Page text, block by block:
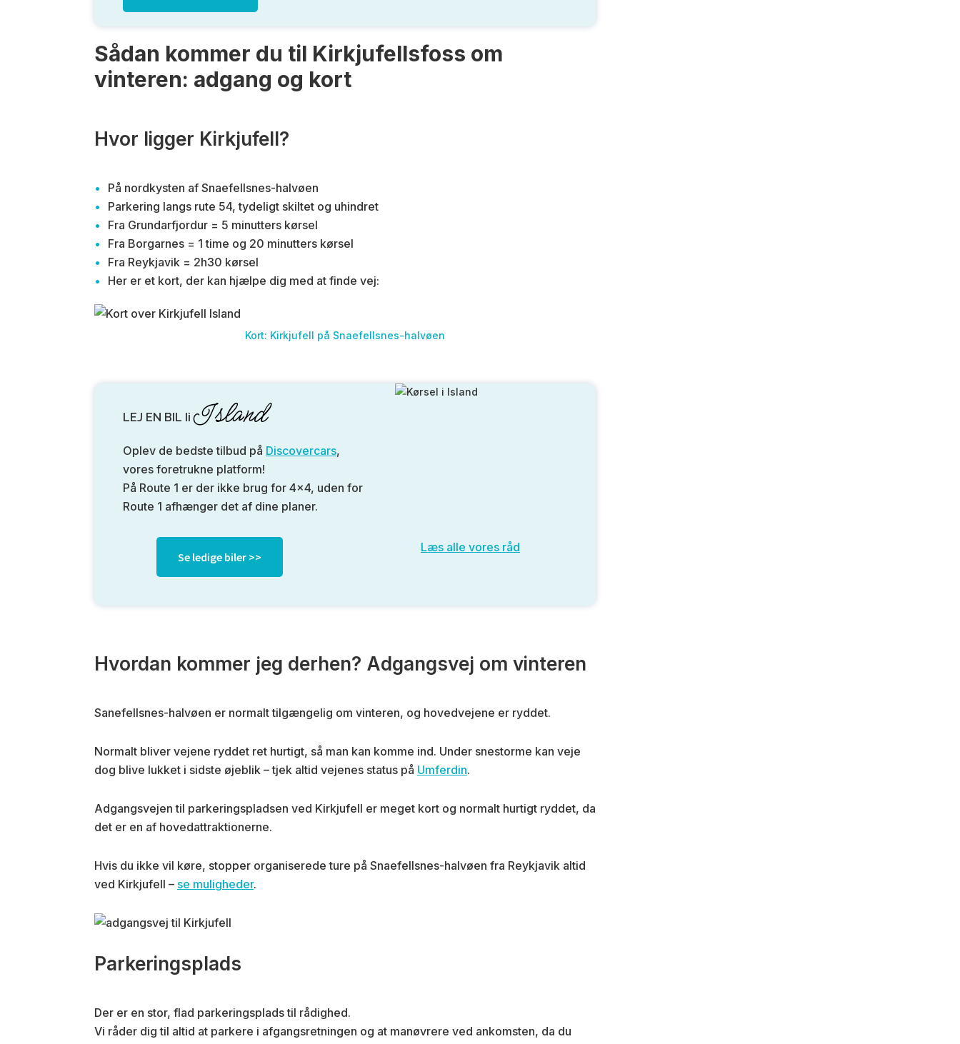
Sådan kommer du til Kirkjufellsfoss om
vinteren: adgang og kort
Hvor ligger Kirkjufell?
På nordkysten af Snaefellsnes-halvøen
Parkering langs rute 54, tydeligt skiltet og uhindret
Fra Grundarfjordur = 5 minutters kørsel
Fra Borgarnes = 1 time og 20 minutters kørsel
Fra Reykjavik = 2h30 kørsel
Her er et kort, der kan hjælpe dig med at finde vej:
Kort: Kirkjufell på Snaefellsnes-halvøen
LEJ EN BIL Ii Island
Oplev de bedste tilbud på Discovercars,
vores foretrukne platform!
På Route 1 er der ikke brug for 4×4, uden for
Route 1 afhænger det af dine planer.
Se ledige biler >>
Læs alle vores råd
Hvordan kommer jeg derhen? Adgangsvej om vinteren
Sanefellsnes-halvøen er normalt tilgængelig om vinteren, og hovedvejene er ryddet.
Normalt bliver vejene ryddet ret hurtigt, så man kan komme ind. Under snestorme kan veje
dog blive lukket i sidste øjeblik – tjek altid vejenes status på Umferdin.
Adgangsvejen til parkeringspladsen ved Kirkjufell er meget kort og normalt hurtigt ryddet, da
det er en af hovedattraktionerne.
Hvis du ikke vil køre, stopper organiserede ture på Snaefellsnes-halvøen fra Reykjavik altid
ved Kirkjufell – se muligheder.
Parkeringsplads
Der er en stor, flad parkeringsplads til rådighed.
Vi råder dig til altid at parkere i afgangsretningen og at manøvrere ved ankomsten, da du